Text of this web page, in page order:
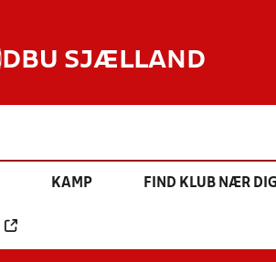
DBU SJÆLLAND
KAMP FIND KLUB NÆR